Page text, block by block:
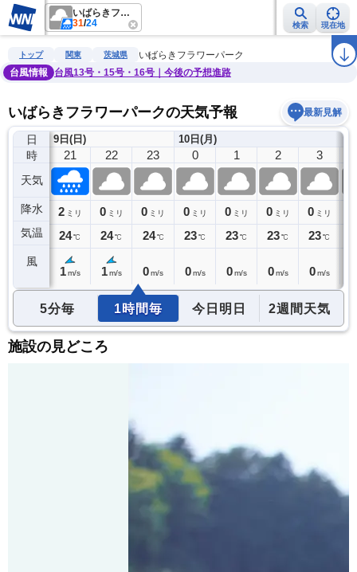
いばらきフラワーパーク
31/24 検索 現在地
雨雲レーダー 台風情報 地震情報 警報・注意報 ラ
トップ 関東 茨城県
いばらきフラワーパーク
台風情報
台風13号・15号・16号｜今後の予想進路
いばらきフラワーパークの天気予報 最新見解
日
時
天気
降水
気温
風
9日(日)
20
1ミリ
25℃
21
2 ミリ
24℃
1 m/s
22
0 ミリ
24℃
1 m/s
23
0 ミリ
24 ℃
0m/s
10日(月)
0
0 ミリ
23℃
0 m/s
1
0 ミリ
23℃
0 m/s
2
0 ミリ
23℃
0 m/s
3
0 ミリ
23℃
0 m/s
5分毎 1時間毎 今日明日 2週間天気
施設の見どころ